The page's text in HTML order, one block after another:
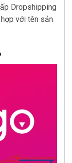
Dropshipping
với tên sản